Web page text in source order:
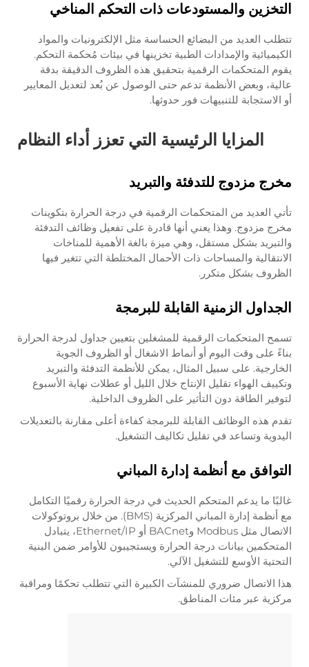
التخزين والمستودعات ذات التحكم المناخي
تتطلب العديد من البضائع الحساسة مثل الإلكترونيات والمواد
الكيميائية والإمدادات الطبية تخزينها في بيئات مُحكمة التحكم.
يقوم المتحكمات الرقمية بتحقيق هذه الظروف الدقيقة بدقة
عالية، وبعض الأنظمة تدعم حتى الوصول عن بُعد لتعديل المعايير
أو الاستجابة للتنبيهات فور حدوثها.
المزايا الرئيسية التي تعزز أداء النظام
مخرج مزدوج للتدفئة والتبريد
تأتي العديد من المتحكمات الرقمية في درجة الحرارة بتكوينات
مخرج مزدوج. وهذا يعني أنها قادرة على تفعيل وظائف التدفئة
والتبريد بشكل مستقل، وهي ميزة بالغة الأهمية للمناخات
الانتقالية والمساحات ذات الأحمال المختلطة التي تتغير فيها
الظروف بشكل متكرر.
الجداول الزمنية القابلة للبرمجة
تسمح المتحكمات الرقمية للمشغلين بتعيين جداول لدرجة الحرارة
بناءً على وقت اليوم أو أنماط الاشغال أو الظروف الجوية
الخارجية. على سبيل المثال، يمكن للأنظمة التدفئة والتبريد
وتكييف الهواء تقليل الإنتاج خلال الليل أو عطلات نهاية الأسبوع
لتوفير الطاقة دون التأثير على الظروف الداخلية.
تقدم هذه الوظائف القابلة للبرمجة كفاءة أعلى مقارنة بالتعديلات
اليدوية وتساعد في تقليل تكاليف التشغيل.
التوافق مع أنظمة إدارة المباني
غالبًا ما يدعم المتحكم الحديث في درجة الحرارة رقميًا التكامل
مع أنظمة إدارة المباني المركزية (BMS). من خلال بروتوكولات
الاتصال مثل Modbus وBACnet أو Ethernet/IP، يتبادل
المتحكمين بيانات درجة الحرارة ويستجيبون للأوامر ضمن البنية
التحتية الأوسع للتشغيل الآلي.
هذا الاتصال ضروري للمنشآت الكبيرة التي تتطلب تحكمًا ومراقبة
مركزية عبر مئات المناطق.